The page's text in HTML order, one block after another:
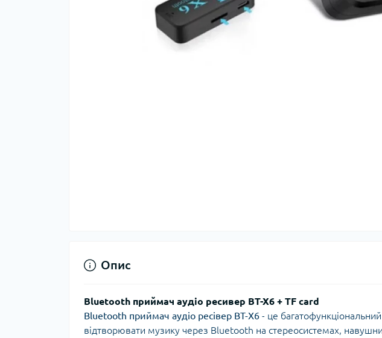
Опис
Bluetooth приймач аудіо ресивер BT-X6 + TF card
Bluetooth приймач аудіо ресівер BT-X6 - це
відтворювати музику через Bluetooth на стереосистемах,